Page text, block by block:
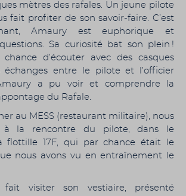
mètres des rafales. Un jeune pilote
fait profiter de son savoir-faire. C’est
Amaury est euphorique et
Sa curiosité bat son plein !
d’écouter avec des casques
échanges entre le pilote et l’officier
a pu voir et comprendre la
du Rafale.
au MESS (restaurant militaire), nous
à la rencontre du pilote, dans le
flottille 17F, qui par chance était le
nous avons vu en entraînement le
visiter son vestiaire, présenté